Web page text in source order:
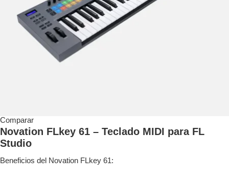
Comparar
Novation FLkey 61 – Teclado MIDI para FL
Studio
Beneficios del Novation FLkey 61: